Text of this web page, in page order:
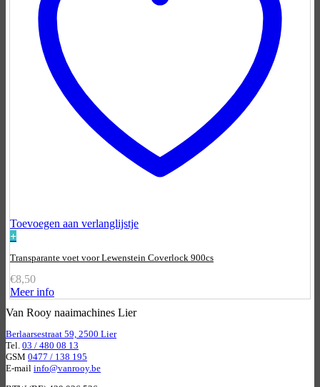
Toevoegen aan verlanglijstje
+
Transparante voet voor Lewenstein Coverlock 900cs
€8,50
Meer info
Van Rooy naaimachines Lier
Berlaarsestraat 59, 2500 Lier
Tel. 03 / 480 08 13
GSM 0477 / 138 195
E-mail info@vanrooy.be